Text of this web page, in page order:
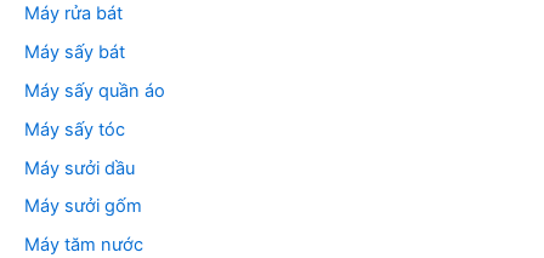
Máy rửa bát
Máy sấy bát
Máy sấy quần áo
Máy sấy tóc
Máy sưởi dầu
Máy sưởi gốm
Máy tăm nước